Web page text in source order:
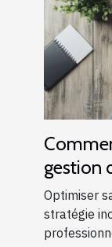
gestion
elle
Optimiser
stratégie